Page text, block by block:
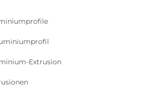
Extrusion